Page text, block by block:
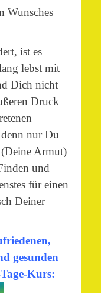
Wunsches
ist es
lebst mit
Dich nicht
Druck
nur Du
Armut)
und
für einen
Deiner
gesunden
Kurs: